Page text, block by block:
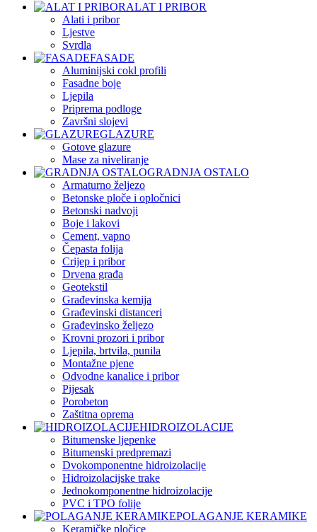
ALAT I PRIBOR
Alati i pribor
Ljestve
Svrdla
FASADE
Aluminijski cokl profili
Fasadne boje
Ljepila
Priprema podloge
Završni slojevi
GLAZURE
Gotove glazure
Mase za niveliranje
GRADNJA OSTALO
Armaturno željezo
Betonske ploče i opločnici
Betonski nadvoji
Boje i lakovi
Cement, vapno
Čepasta folija
Crijep i pribor
Drvena građa
Geotekstil
Građevinska kemija
Građevinski distanceri
Građevinsko željezo
Krovni prozori i pribor
Ljepila, brtvila, punila
Montažne pjene
Odvodne kanalice i pribor
Pijesak
Porobeton
Zaštitna oprema
HIDROIZOLACIJE
Bitumenske ljepenke
Bitumenski predpremazi
Dvokomponentne hidroizolacije
Hidroizolacijske trake
Jednokomponentne hidroizolacije
PVC i TPO folije
POLAGANJE KERAMIKE
Keramičke pločice